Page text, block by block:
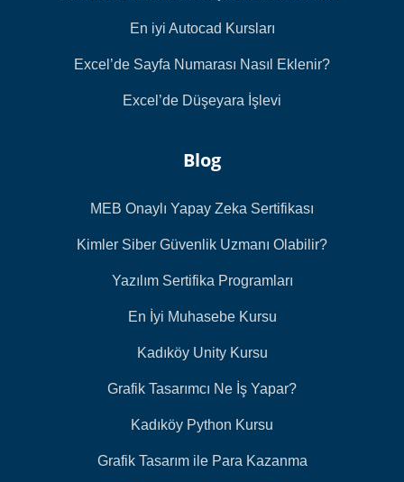
En iyi Autocad Kursları
Excel’de Sayfa Numarası Nasıl Eklenir?
Excel’de Düşeyara İşlevi
Blog
MEB Onaylı Yapay Zeka Sertifikası
Kimler Siber Güvenlik Uzmanı Olabilir?
Yazılım Sertifika Programları
En İyi Muhasebe Kursu
Kadıköy Unity Kursu
Grafik Tasarımcı Ne İş Yapar?
Kadıköy Python Kursu
Grafik Tasarım ile Para Kazanma